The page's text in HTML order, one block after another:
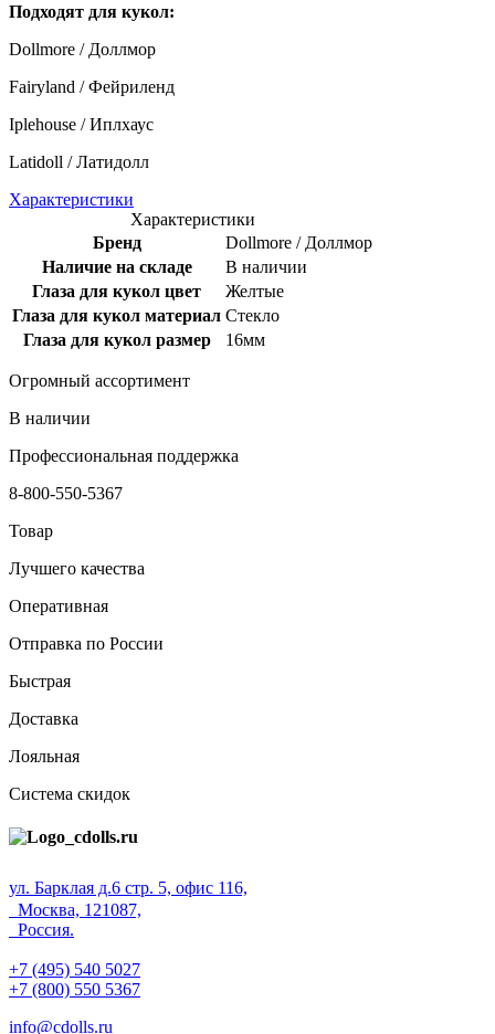
Подходят для кукол:
Dollmore / Доллмор
Fairyland / Фейриленд
Iplehouse / Иплхаус
Latidoll / Латидолл
Характеристики
Характеристики
Бренд
Dollmore / Доллмор
Наличие на складе
В наличии
Глаза для кукол цвет
Желтые
Глаза для кукол материал Стекло
Глаза для кукол размер
16мм
Огромный ассортимент
В наличии
Профессиональная поддержка
8-800-550-5367
Товар
Лучшего качества
Оперативная
Отправка по России
Быстрая
Доставка
Лояльная
Система скидок
ул. Барклая д.6 стр. 5, офис 116,
Москва, 121087,
Россия.
+7 (495) 540 5027
+7 (800) 550 5367
info@cdolls.ru